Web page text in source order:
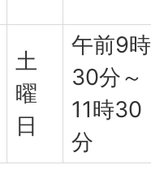
土
曜
日
午前9時
30分～
11時30
分